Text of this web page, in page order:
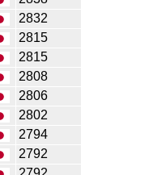
2832
2815
2815
2808
2806
2802
2794
2792